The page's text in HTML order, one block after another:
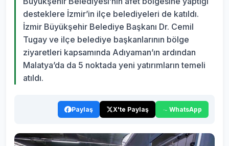
desteklere İzmir’in ilçe belediyeleri de katıldı.
İzmir Büyükşehir Belediye Başkanı Dr. Cemil
Tugay ve ilçe belediye başkanlarının bölge
ziyaretleri kapsamında Adıyaman’ın ardından
Malatya’da da 5 noktada yeni yatırımların temeli
atıldı.
Paylaş X'te Paylaş WhatsApp